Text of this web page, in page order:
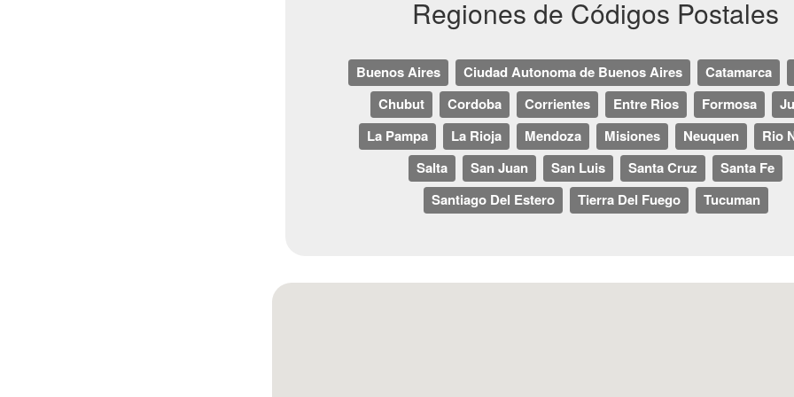
Regiones de Códigos Postales
Buenos Aires Ciudad Autonoma de Buenos Aires Catamarca
Chubut
Cordoba Corrientes Entre Rios Formosa
La Pampa
La Rioja Mendoza Misiones Neuquen
Rio
Salta
San Juan San Luis Santa Cruz
Santa Fe
Santiago Del Estero
Tierra Del Fuego Tucuman